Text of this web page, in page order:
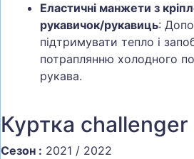
Еластичні манжети з
рукавичок/рукавиць:
підтримувати тепло і
потраплянню холодного
рукава.
Куртка challenger
Сезон : 2021 / 2022